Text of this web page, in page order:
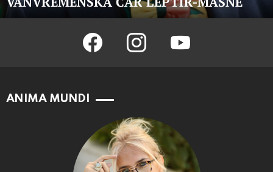
facebook instagram youtube
ANIMA MUNDI